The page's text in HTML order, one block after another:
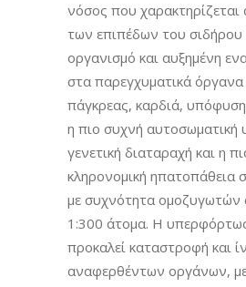
νόσος που
των επιπέδων του σιδήρου
οργανισμό και αυξημένη
στα παρεγχυματικά
πάγκρεας, καρδιά,
η πιο συχνή αυτοσωματική
γενετική διαταραχή και η
κληρονομική ηπατοπάθεια
με συχνότητα
1:300 άτομα. Η
προκαλεί καταστροφή και
αναφερθέντων οργάνων,